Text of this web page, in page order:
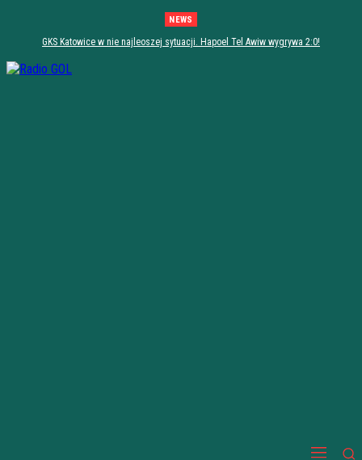
NEWS
GKS Katowice w nie najleoszej sytuacji. Hapoel Tel Awiw wygrywa 2:0!